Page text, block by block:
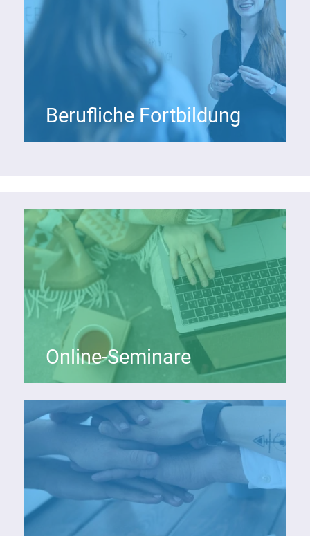
Berufliche Fortbildung
Online-Seminare